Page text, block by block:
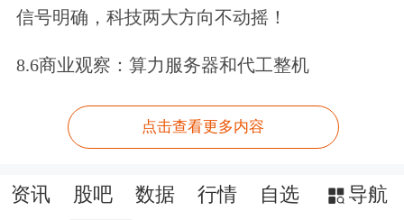
信号明确，科技两大方向不动摇！
8.6商业观察：算力服务器和代工整机
点击查看更多内容
资讯 股吧 数据 行情 自选 导航